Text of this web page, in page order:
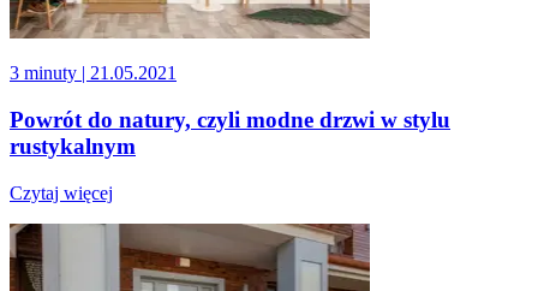
3 minuty | 21.05.2021
Powrót do natury, czyli modne drzwi w stylu
rustykalnym
Czytaj więcej